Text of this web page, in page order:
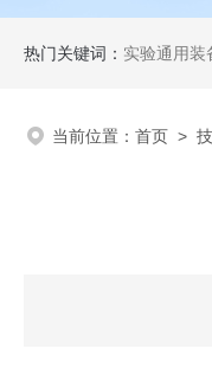
热门关键词： 实验通用装
当前位置： 首页 >